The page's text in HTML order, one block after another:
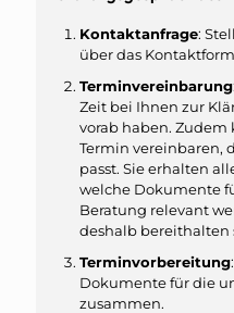
Kontaktanfrage:
über das
Terminvereinbarung
Zeit bei Ihnen zur
vorab haben.
Termin vereinbaren,
passt. Sie erhalten
welche Dokumente
Beratung relevant
deshalb bereithalten
Terminvorbereitung
Dokumente für die
zusammen.